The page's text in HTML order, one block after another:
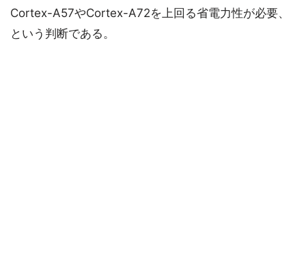
Cortex-A57やCortex-A72を上回る省電力性が必要、
という判断である。